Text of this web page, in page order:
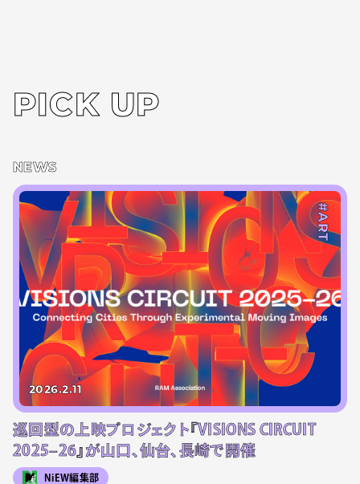
PICK UP
NEWS
#ART
2026.2.11
巡回型の上映プロジェクト『VISIONS CIRCUIT
2025‒26』が山口、仙台、長崎で開催
NiEW編集部